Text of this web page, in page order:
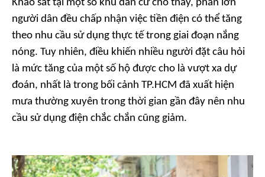
Khảo sát tại một số khu dân cư cho thấy, phần lớn
người dân đều chấp nhận việc tiền điện có thể tăng
theo nhu cầu sử dụng thực tế trong giai đoạn nắng
nóng. Tuy nhiên, điều khiến nhiều người đặt câu hỏi
là mức tăng của một số hộ được cho là vượt xa dự
đoán, nhất là trong bối cảnh TP.HCM đã xuất hiện
mưa thường xuyên trong thời gian gần đây nên nhu
cầu sử dụng điện chắc chắn cũng giảm.